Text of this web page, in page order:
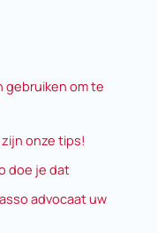
gebruiken om te
onze tips!
doe je dat
advocaat uw